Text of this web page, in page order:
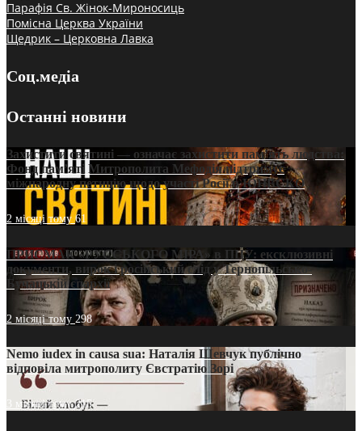
Парафія Св. Жінок-Мироносиць
Помісна Церква України
Щедрик – Церковна Лавка
Соц.медіа
Останні новини
Захистити святині — означає захистити пам’ять людства:
Фонд пам’яті Митрополита Мефодія підтримує
міжнародну петицію щодо участі Росії в ЮНЕСКО
2 місяці тому61
ПРИСМАК «РУССЬКОГО МІРА» в ПЦУ: ексклюзивні
документи, вирок і російський слід у Тернопільсько-
Бучацькій єпархії
2 місяці тому 298
Nemo iudex in causa sua: Наталія Шевчук публічно
відповіла митрополиту Євстратію Зорі
3 місяці тому215